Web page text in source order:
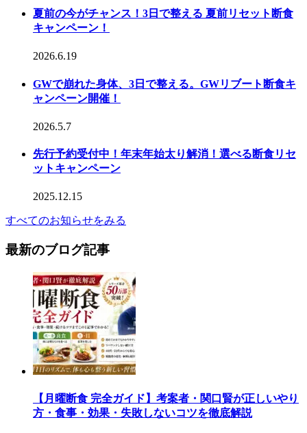
夏前の今がチャンス！3日で整える 夏前リセット断食
キャンペーン！
2026.6.19
GWで崩れた身体、3日で整える。GWリブート断食キ
ャンペーン開催！
2026.5.7
先行予約受付中！年末年始太り解消！選べる断食リセ
ットキャンペーン
2025.12.15
すべてのお知らせをみる
最新のブログ記事
【月曜断食 完全ガイド】考案者・関口賢が正しいやり
方・食事・効果・失敗しないコツを徹底解説